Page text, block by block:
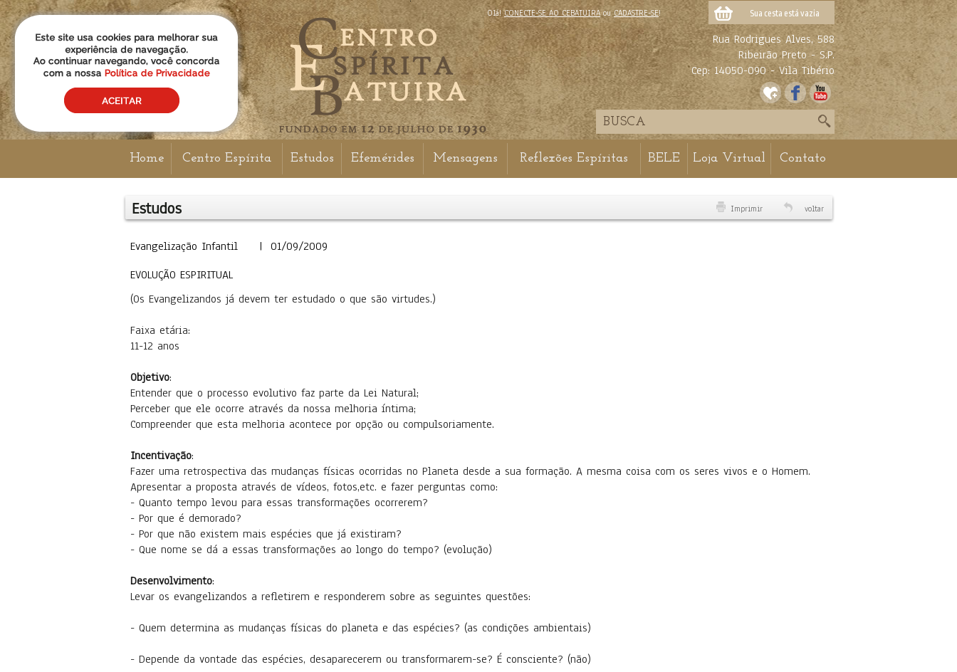
Olá!CONECTE-SE AO CEBATUIRAouCADASTRE-SE! Sua cesta está vazia
Rua Rodrigues Alves, 588
Ribeirão Preto - S.P.
Cep: 14050-090 - Vila Tibério
Home Centro Espírita Estudos Efemérides Mensagens Reflexões Espíritas BELE Loja Virtual Contato
Estudos Imprimir voltar
Evangelização Infantil | 01/09/2009
EVOLUÇÃO ESPIRITUAL
(Os Evangelizandos já devem ter estudado o que são virtudes.)
Faixa etária:
11-12 anos
Objetivo:
Entender que o processo evolutivo faz parte da Lei Natural;
Perceber que ele ocorre através da nossa melhoria íntima;
Compreender que esta melhoria acontece por opção ou compulsoriamente.
Incentivação:
Fazer uma retrospectiva das mudanças físicas ocorridas no Planeta desde a sua formação. A mesma coisa com os seres vivos e o Homem.
Apresentar a proposta através de vídeos, fotos,etc. e fazer perguntas como:
- Quanto tempo levou para essas transformações ocorrerem?
- Por que é demorado?
- Por que não existem mais espécies que já existiram?
- Que nome se dá a essas transformações ao longo do tempo? (evolução)
Desenvolvimento:
Levar os evangelizandos a refletirem e responderem sobre as seguintes questões:
- Quem determina as mudanças físicas do planeta e das espécies? (as condições ambientais)
- Depende da vontade das espécies, desaparecerem ou transformarem-se? É consciente? (não)